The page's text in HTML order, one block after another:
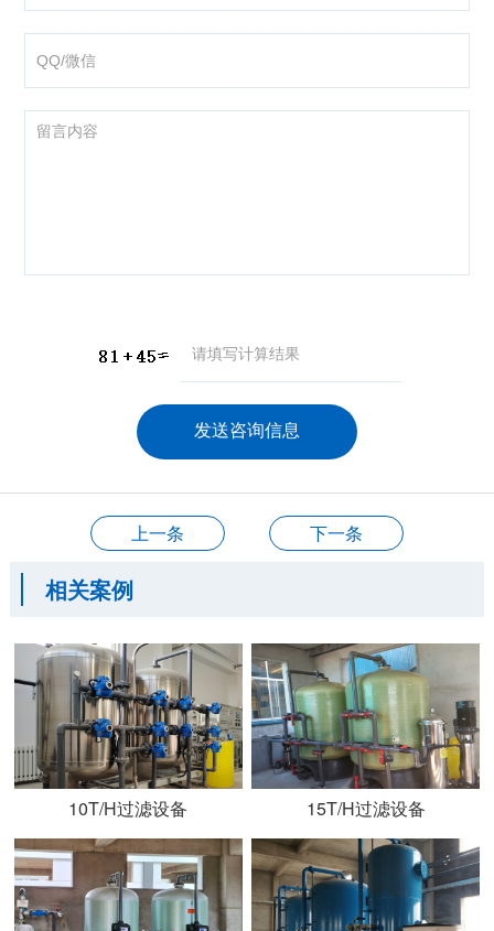
上一条 下一条
相关案例
10T/H过滤设备 15T/H过滤设备